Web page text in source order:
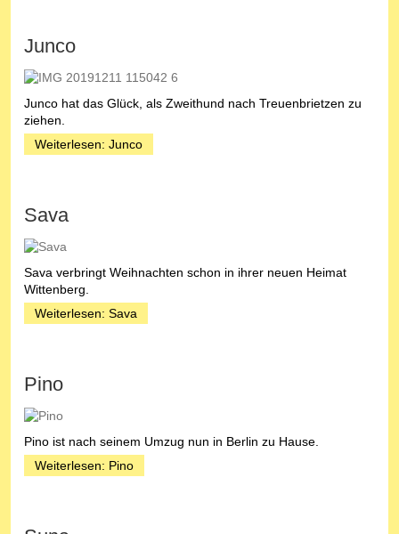
Junco
Junco hat das Glück, als Zweithund nach Treuenbrietzen zu
ziehen.
Weiterlesen: Junco
Sava
Sava verbringt Weihnachten schon in ihrer neuen Heimat
Wittenberg.
Weiterlesen: Sava
Pino
Pino ist nach seinem Umzug nun in Berlin zu Hause.
Weiterlesen: Pino